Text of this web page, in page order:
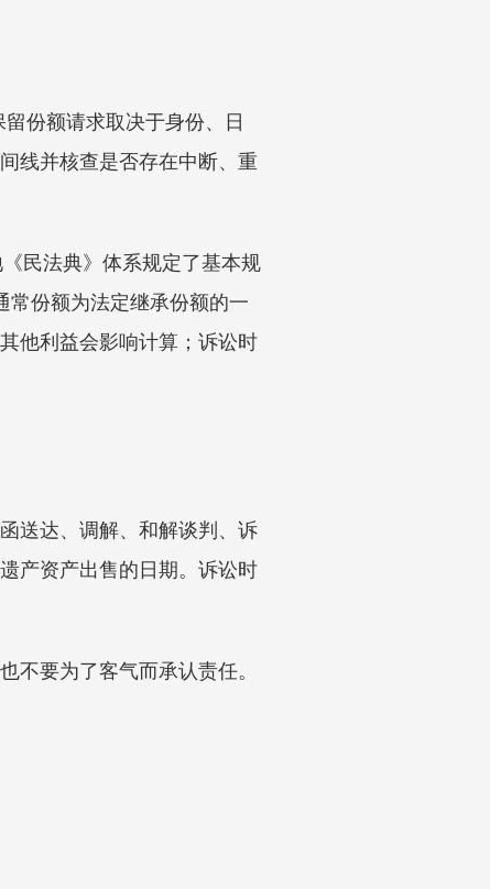
份额请求取决于身份、日
线并核查是否存在中断、重
民法典》体系规定了基本规
份额为法定继承份额的一
他利益会影响计算；诉讼时
送达、调解、和解谈判、诉
产资产出售的日期。诉讼时
要为了客气而承认责任。